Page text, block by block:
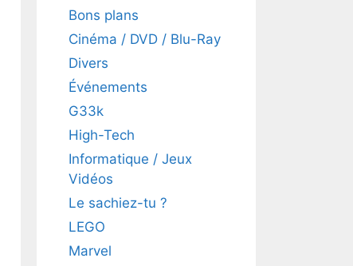
Bons plans
Cinéma / DVD / Blu-Ray
Divers
Événements
G33k
High-Tech
Informatique / Jeux
Vidéos
Le sachiez-tu ?
LEGO
Marvel